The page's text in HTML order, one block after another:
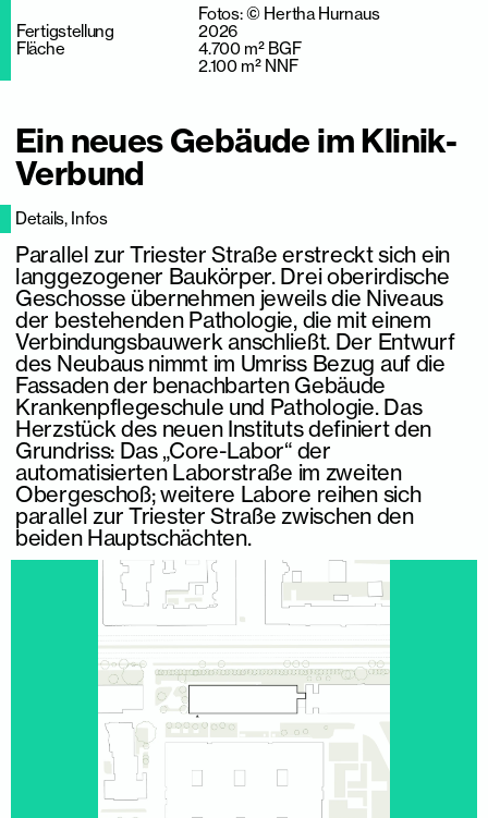
Fotos: © Hertha Hurnaus
Fertigstellung
2026
Fläche
4.700 m² BGF
2.100 m² NNF
Ein neues Gebäude im Klinik-
Verbund
Details, Infos
Parallel zur Triester Straße erstreckt sich ein
langgezogener Baukörper. Drei oberirdische
Geschosse übernehmen jeweils die Niveaus
der bestehenden Pathologie, die mit einem
Verbindungsbauwerk anschließt. Der Entwurf
des Neubaus nimmt im Umriss Bezug auf die
Fassaden der benachbarten Gebäude
Krankenpflegeschule und Pathologie. Das
Herzstück des neuen Instituts definiert den
Grundriss: Das „Core-Labor“ der
automatisierten Laborstraße im zweiten
Obergeschoß; weitere Labore reihen sich
parallel zur Triester Straße zwischen den
beiden Hauptschächten.